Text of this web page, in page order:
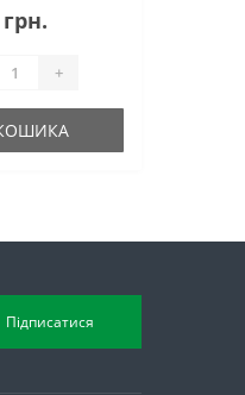
+
Підписатися